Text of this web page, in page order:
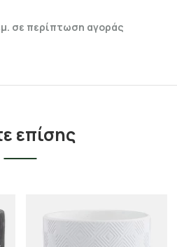
σε περίπτωση αγοράς
επίσης